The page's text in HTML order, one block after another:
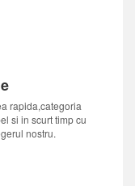
rapida,categoria
si in scurt timp cu
nostru.